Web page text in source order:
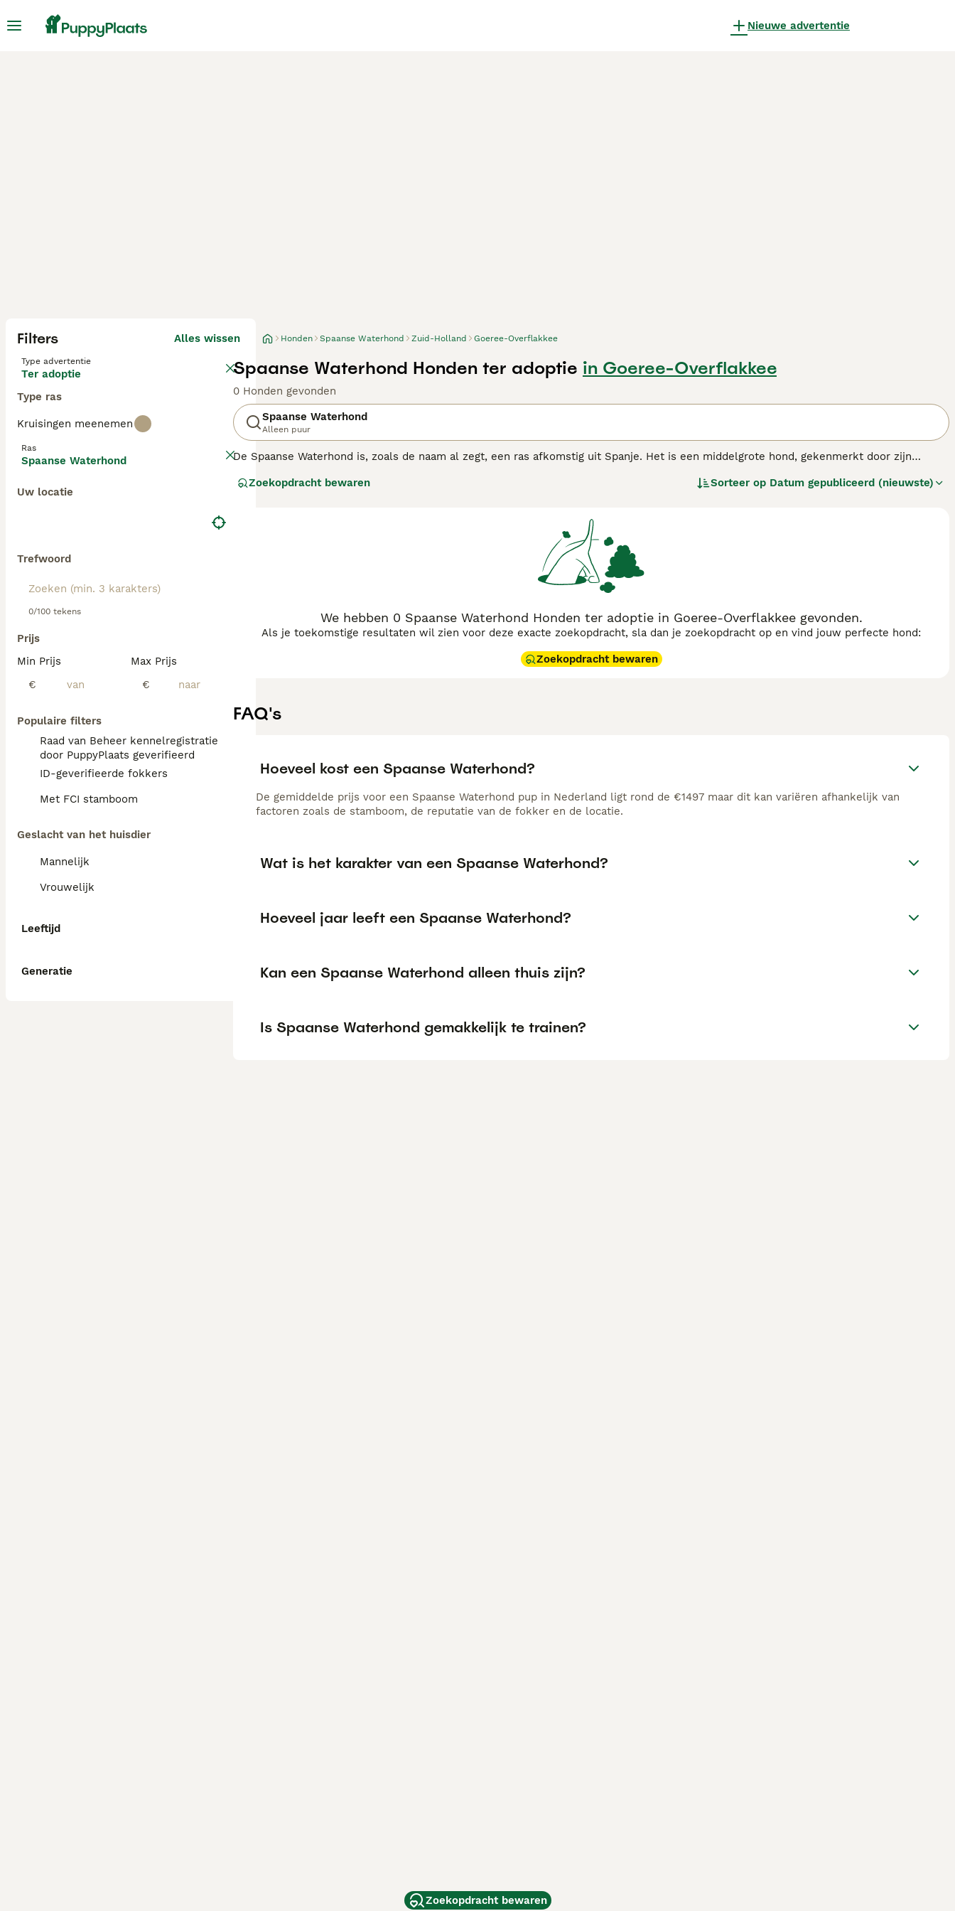
Nieuwe advertentie
Filters Alles wissen
Type advertentie
Ter adoptie
Type ras
Kruisingen meenemen
Ras
Spaanse Waterhond
Uw locatie
Trefwoord
0/100 tekens
Prijs
Min Prijs
€
Max Prijs
€
Populaire filters
Raad van Beheer kennelregistratie
door PuppyPlaats geverifieerd
ID-geverifieerde fokkers
Met FCI stamboom
Geslacht van het huisdier
Mannelijk
Vrouwelijk
Leeftijd
Generatie
Honden Spaanse Waterhond Zuid-Holland Goeree-Overflakkee
Spaanse Waterhond Honden ter adoptie in Goeree-Overflakkee
0 Honden gevonden
Spaanse Waterhond
Alleen puur
De Spaanse Waterhond is, zoals de naam al zegt, een ras afkomstig uit Spanje. Het is een middelgrote hond, gekenmerkt door zijn
één van de redenen dat ze altijd zo hoog aangeschreven staan wat betreft hun atletische capaciteiten. De Spaanse Waterhond voelt zich
voor informatie over dit hondenras.
Zoekopdracht bewaren Sorteer op Datum gepubliceerd (nieuwste)
We hebben 0 Spaanse Waterhond Honden ter adoptie in Goeree-Overflakkee gevonden.
Als je toekomstige resultaten wil zien voor deze exacte zoekopdracht, sla dan je zoekopdracht op en vind jouw perfecte hond:
Zoekopdracht bewaren
FAQ's
Hoeveel kost een Spaanse Waterhond?
De gemiddelde prijs voor een Spaanse Waterhond pup in Nederland ligt rond de €1497 maar dit kan variëren afhankelijk van
factoren zoals de stamboom, de reputatie van de fokker en de locatie.
Wat is het karakter van een Spaanse Waterhond?
Hoeveel jaar leeft een Spaanse Waterhond?
Kan een Spaanse Waterhond alleen thuis zijn?
Is Spaanse Waterhond gemakkelijk te trainen?
Zoekopdracht bewaren